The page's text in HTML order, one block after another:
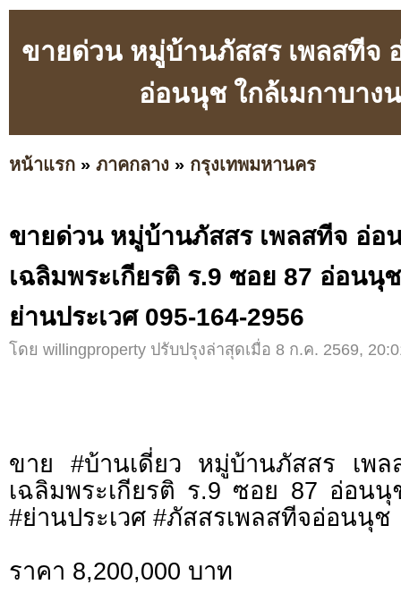
ขายด่วน หมู่บ้านภัสสร เพลสทีจ
อ่อนนุช ใกล้เมกาบาง
หน้าแรก » ภาคกลาง » กรุงเทพมหานคร
ขายด่วน หมู่บ้านภัสสร เพลสทีจ อ่อ
เฉลิมพระเกียรติ ร.9 ซอย 87 อ่อนนุ
ย่านประเวศ 095-164-2956
โดย willingproperty ปรับปรุงล่าสุดเมื่อ 8 ก.ค. 2569,
ขาย #บ้านเดี่ยว หมู่บ้านภัสสร เพ
เฉลิมพระเกียรติ ร.9 ซอย 87 อ่อนนุ
#ย่านประเวศ #ภัสสรเพลสทีจอ่อนนุช
ราคา 8,200,000 บาท